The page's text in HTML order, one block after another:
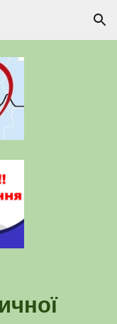
Skip to navigation